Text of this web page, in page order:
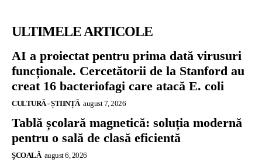
ULTIMELE ARTICOLE
AI a proiectat pentru prima dată virusuri
funcționale. Cercetătorii de la Stanford au
creat 16 bacteriofagi care atacă E. coli
CULTURĂ - ȘTIINȚĂ august 7, 2026
Tablă școlară magnetică: soluția modernă
pentru o sală de clasă eficientă
ŞCOALĂ august 6, 2026